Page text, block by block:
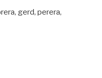
gerd, perera,